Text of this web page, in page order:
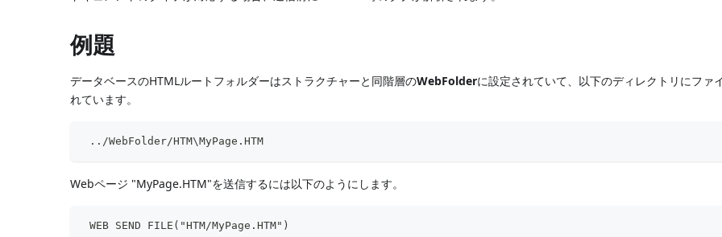
例題
データベースのHTMLルートフォルダーはストラクチャーと同階層のWebFolderに設定されていて、以下のディレクトリにファ
れています。
../WebFolder/HTM\MyPage.HTM
Webページ "MyPage.HTM"を送信するには以下のようにします。
WEB SEND FILE("HTM/MyPage.HTM")